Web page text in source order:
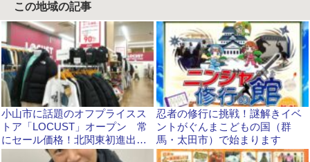
この地域の記事
小山市に話題のオフプライスス
トア「LOCUST」オープン 常
にセール価格！北関東初進出で
す
忍者の修行に挑戦！謎解きイベ
ントがぐんまこどもの国（群
馬・太田市）で始まります